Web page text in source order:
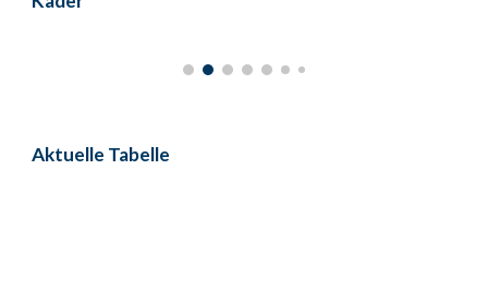
Aktuelle Tabelle